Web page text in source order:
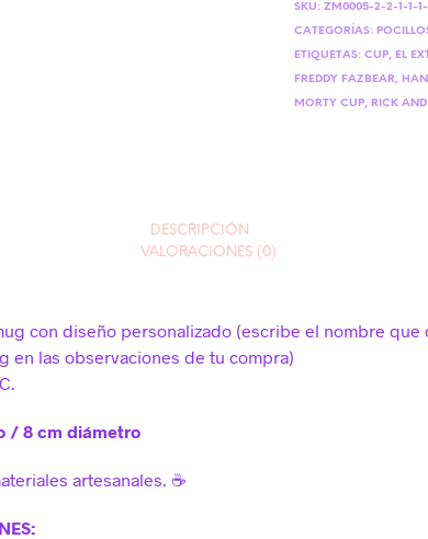
SKU:ZM0005-2-2-1-1-1-
CATEGORÍAS:
ETIQUETAS:CUP, EL
FREDDY FAZBEAR,
MORTY CUP, RICK
DESCRIPCIÓN
VALORACIONES (0)
con diseño personalizado (escribe el nombre que
en las observaciones de tu compra)
/ 8 cm diámetro
artesanales. ☕️